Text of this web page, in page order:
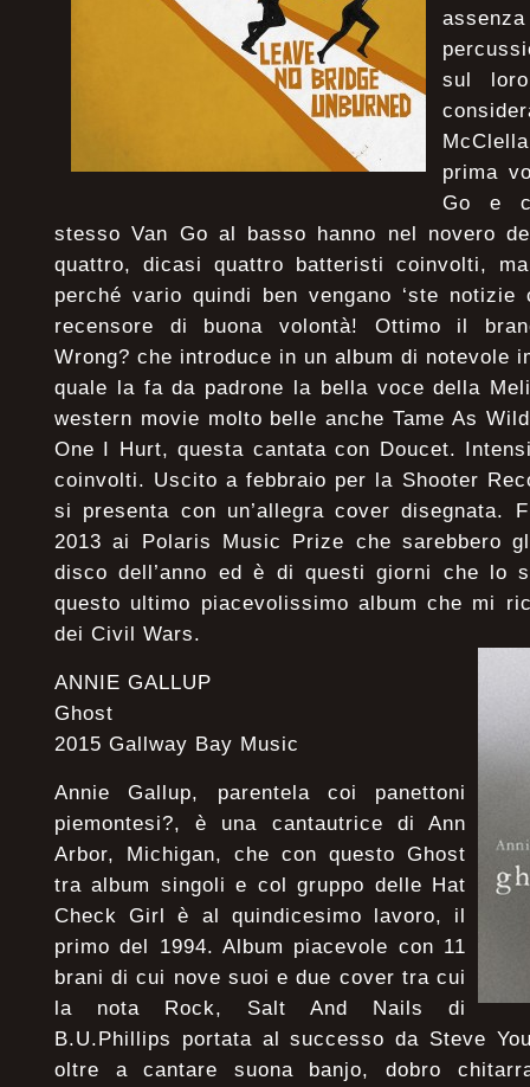
sul
prima
Go e
stesso Van Go al basso hanno nel novero
quattro, dicasi quattro batteristi coinvolti,
perché vario quindi ben vengano ‘ste notizie
recensore di buona volontà! Ottimo il
Wrong? che introduce in un album di notevole
quale la fa da padrone la bella voce della
western movie molto belle anche Tame As
One I Hurt, questa cantata con Doucet.
coinvolti. Uscito a febbraio per la Shooter
si presenta con un’allegra cover disegnata.
2013 ai Polaris Music Prize che sarebbero
disco dell’anno ed è di questi giorni che lo
questo ultimo piacevolissimo album che mi
dei Civil Wars.
ANNIE GALLUP
Ghost
2015 Gallway Bay Music
Annie Gallup, parentela coi panettoni
piemontesi?, è una cantautrice di Ann
Arbor, Michigan, che con questo Ghost
tra album singoli e col gruppo delle Hat
Check Girl è al quindicesimo lavoro, il
primo del 1994. Album piacevole con 11
brani di cui nove suoi e due cover tra cui
la nota Rock, Salt And Nails di
B.U.Phillips portata al successo da Steve
oltre a cantare suona banjo, dobro